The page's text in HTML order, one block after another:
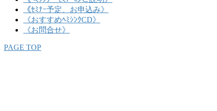
《ｾﾐﾅｰ予定、お申込み》
《おすすめﾍﾐｼﾝｸCD》
《お問合せ》
PAGE TOP